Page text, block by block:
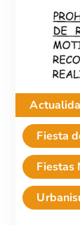
Fiesta
Fiestas